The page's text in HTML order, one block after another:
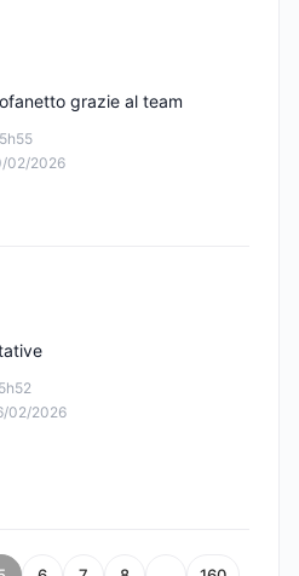
02/2026
grazie al team
02/2026